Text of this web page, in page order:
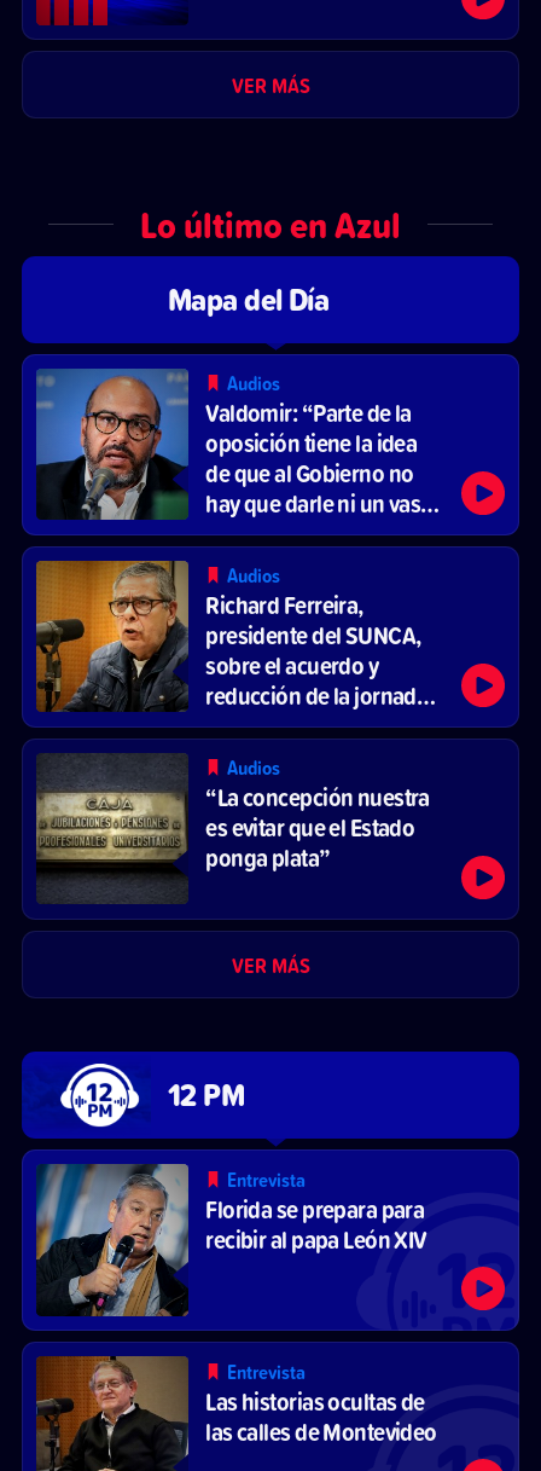
VER MÁS
Lo último en Azul
Mapa del Día
Audios
Valdomir: “Parte de la
oposición tiene la idea
de que al Gobierno no
hay que darle ni un vaso
de agua”
Audios
Richard Ferreira,
presidente del SUNCA,
sobre el acuerdo y
reducción de la jornada
laboral
Audios
“La concepción nuestra
es evitar que el Estado
ponga plata”
VER MÁS
12 PM
Entrevista
Florida se prepara para
recibir al papa León XIV
Entrevista
Las historias ocultas de
las calles de Montevideo